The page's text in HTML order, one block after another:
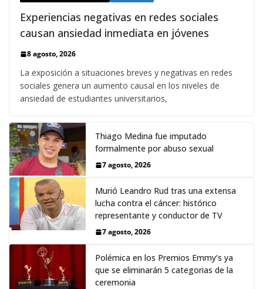
Experiencias negativas en redes sociales
causan ansiedad inmediata en jóvenes
8 agosto, 2026
La exposición a situaciones breves y negativas en redes
sociales genera un aumento causal en los niveles de
ansiedad de estudiantes universitarios,
Thiago Medina fue imputado
formalmente por abuso sexual
7 agosto, 2026
Murió Leandro Rud tras una extensa
lucha contra el cáncer: histórico
representante y conductor de TV
7 agosto, 2026
Polémica en los Premios Emmy‘s ya
que se eliminarán 5 categorias de la
ceremonia